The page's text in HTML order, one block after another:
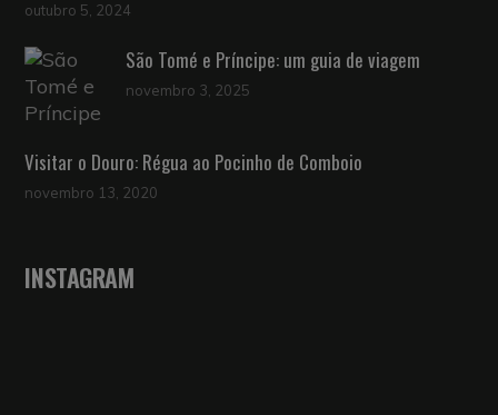
outubro 5, 2024
São Tomé e Príncipe: um guia de viagem
novembro 3, 2025
Visitar o Douro: Régua ao Pocinho de Comboio
novembro 13, 2020
INSTAGRAM